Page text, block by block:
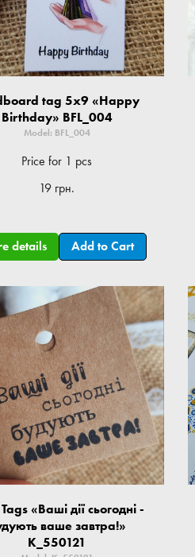
tag 5x9 «Happy
Birthday» BFL_004
Model: BFL_004
Price for 1 pcs
19 грн.
details Add to Cart
«Ваші дії сьогодні -
ваше завтра!»
K_550121